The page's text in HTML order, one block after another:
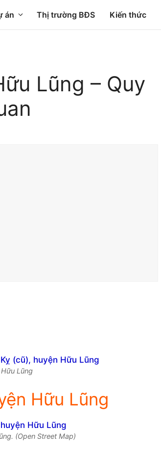
án Thị trường BĐS Kiến thức
Lũng – Quy
Lũng
Hữu Lũng
(Open Street Map)